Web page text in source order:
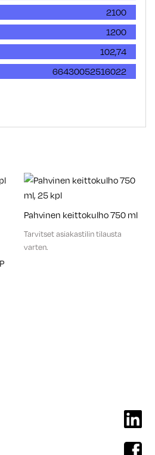
2100
1200
102,74
66430052516022
Pahvinen keittokulho 750 ml
Tarvitset asiakastilin tilausta
varten.
linkedin